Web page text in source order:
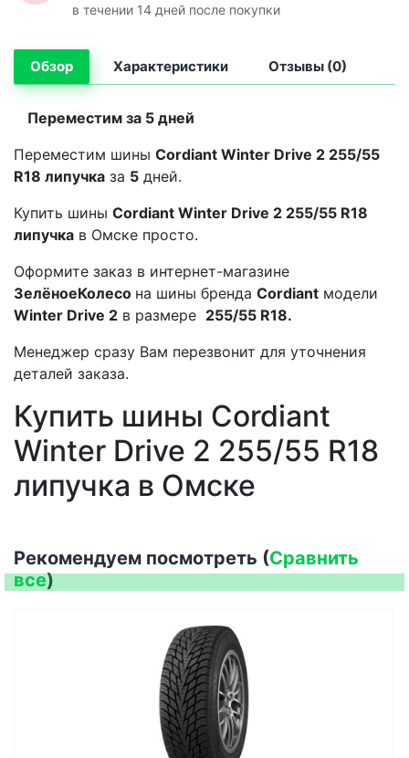
в течении 14 дней после покупки
Обзор Характеристики Отзывы (0)
Переместим за 5 дней
Переместим шины Cordiant Winter Drive 2 255/55
R18 липучка за 5 дней.
Купить шины Cordiant Winter Drive 2 255/55 R18
липучка в Омске просто.
Оформите заказ в интернет-магазине
ЗелёноеКолесо на шины бренда Cordiant модели
Winter Drive 2 в размере 255/55 R18.
Менеджер сразу Вам перезвонит для уточнения
деталей заказа.
Купить шины Cordiant
Winter Drive 2 255/55 R18
липучка в Омске
Рекомендуем посмотреть (Сравнить
все)